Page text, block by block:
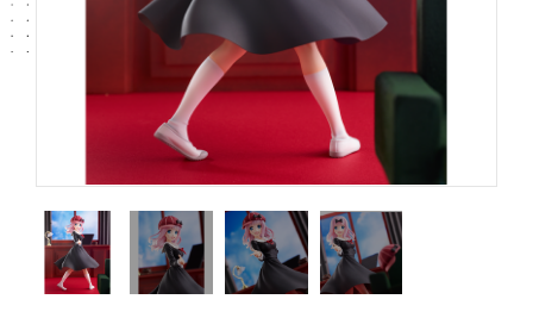
MUSIC
Blu-ray&DVD
SPECIAL
TIEUP
MOVIE
THEATER
NOVELTY